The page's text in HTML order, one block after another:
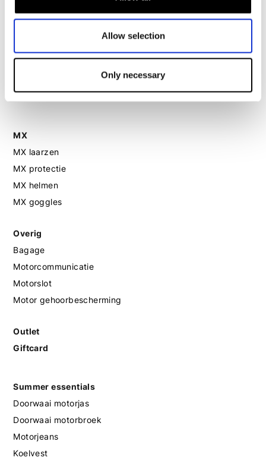
Allow selection
Only necessary
Motorhelm dames
Motorhandschoenen dames
MX
MX laarzen
MX protectie
MX helmen
MX goggles
Overig
Bagage
Motorcommunicatie
Motorslot
Motor gehoorbescherming
Outlet
Giftcard
Summer essentials
Doorwaai motorjas
Doorwaai motorbroek
Motorjeans
Koelvest